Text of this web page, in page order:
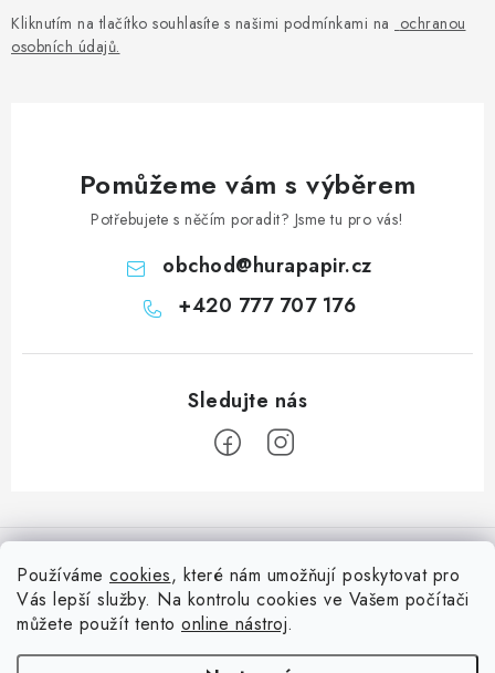
Používáme cookies, které nám umožňují poskytovat pro
Vás lepší služby. Na kontrolu cookies ve Vašem počítači
můžete použít tento online nástroj.
Kliknutím na tlačítko souhlasíte s našimi podmínkami na ochranou
osobních údajů.
Pomůžeme vám s výběrem
Potřebujete s něčím poradit? Jsme tu pro vás!
obchod@hurapapir.cz
+420 777 707 176
á
Doprava
Nepřehlédněte
Blog s nápady a návody